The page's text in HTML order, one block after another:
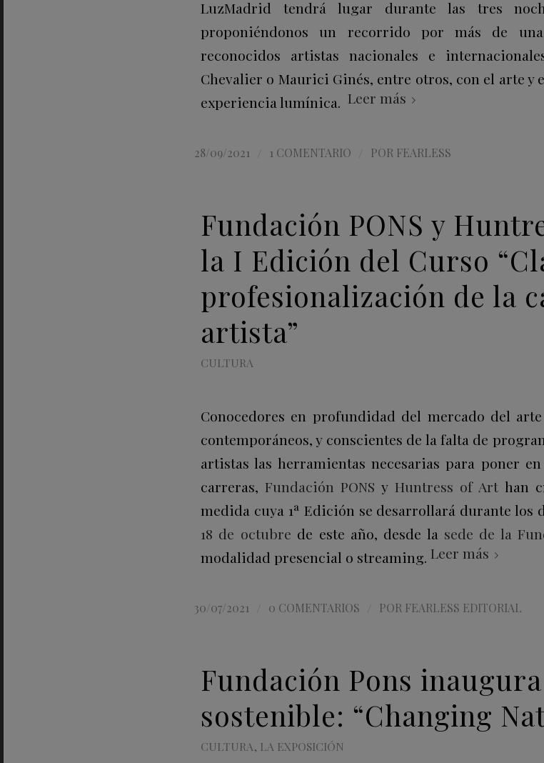
LuzMadrid tendrá lugar durante las tres
proponiéndonos un recorrido por más de
reconocidos artistas nacionales e
Chevalier o Maurici Ginés, entre otros, con el arte y
experiencia lumínica. Leer más
28/09/2021 1 COMENTARIO POR FEARLESS
Fundación PONS y
la I Edición del Curso
profesionalización de la
artista”
CULTURA
Conocedores en profundidad del mercado del
contemporáneos, y conscientes de la falta de
artistas las herramientas necesarias para poner
carreras, Fundación PONS y Huntress of Art han
medida cuya 1ª Edición se desarrollará durante los
18 de octubre de este año, desde la sede de la
modalidad presencial o streaming. Leer más
30/07/2021 0 COMENTARIOS POR FEARLESS EDITORIAL
Fundación Pons
sostenible: “Changing
CULTURA, LA EXPOSICIÓN